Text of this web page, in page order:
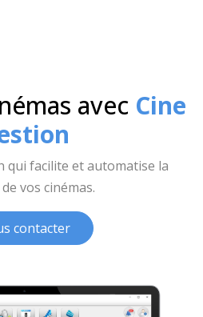
avec Cine
qui facilite et automatise la
vos cinémas.
contacter